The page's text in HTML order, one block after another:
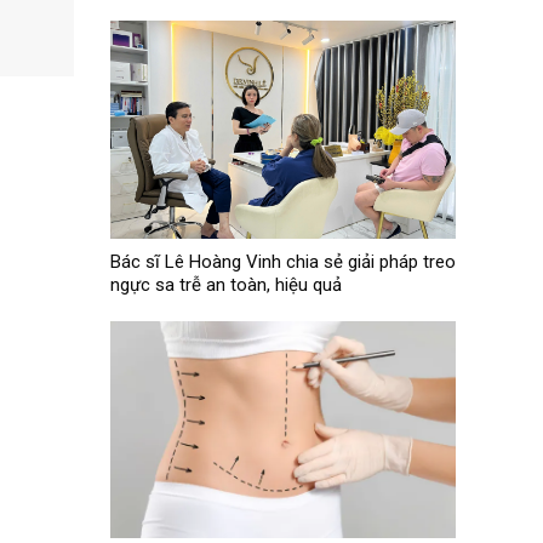
Bác sĩ Lê Hoàng Vinh chia sẻ giải pháp treo
ngực sa trễ an toàn, hiệu quả